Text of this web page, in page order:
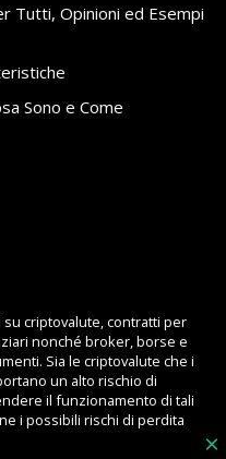
×
Tutti, Opinioni ed Esempi
Sono e Come
criptovalute, contratti per
nonché broker, borse e
Sia le criptovalute che i
un alto rischio di
il funzionamento di tali
i possibili rischi di perdita